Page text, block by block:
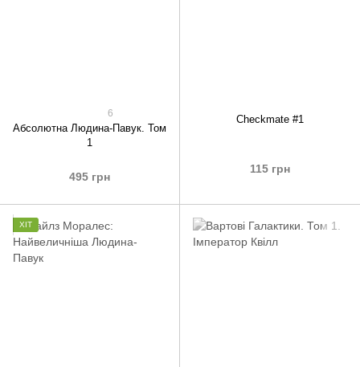
6
Абсолютна Людина-Павук. Том
1
495 грн
Checkmate #1
115 грн
ХІТ